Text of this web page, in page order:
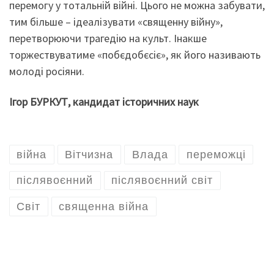
перемогу у тотальній війні. Цього не можна забувати,
тим більше – ідеалізувати «священну війну»,
перетворюючи трагедію на культ. Інакше
торжествуватиме «побєдобєсіє», як його називають
молоді росіяни.
Ігор БУРКУТ, кандидат історичних наук
війна Вітчизна Влада переможці
післявоєнний післявоєнний світ
Світ священна війна